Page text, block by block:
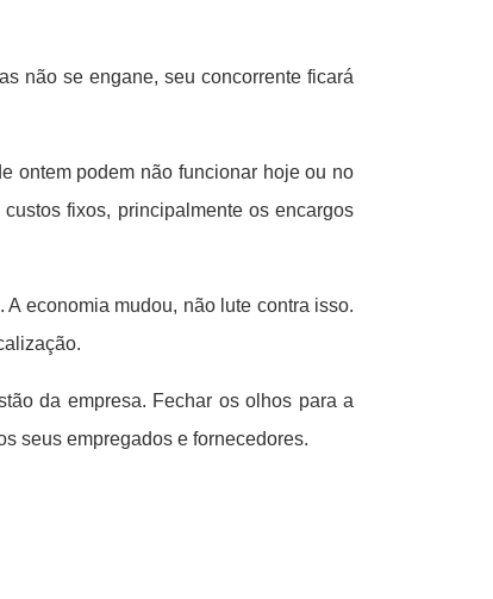
não se engane, seu concorrente ficará
ontem podem não funcionar hoje ou no
fixos, principalmente os encargos
economia mudou, não lute contra isso.
da empresa. Fechar os olhos para a
seus empregados e fornecedores.